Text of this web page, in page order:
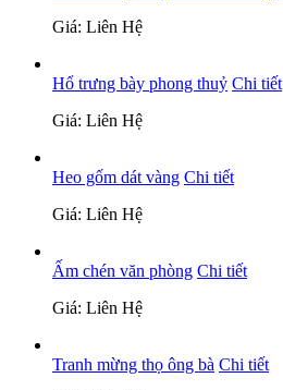
Giá: Liên Hệ
Hổ trưng bày phong thuỷ Chi tiết
Giá: Liên Hệ
Heo gốm dát vàng Chi tiết
Giá: Liên Hệ
Ấm chén văn phòng Chi tiết
Giá: Liên Hệ
Tranh mừng thọ ông bà Chi tiết